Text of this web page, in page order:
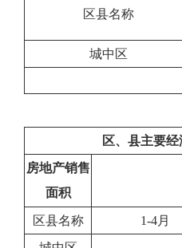
区县名称
城中区
区、县主要经
房地产销售
面积
区县名称 1-4月